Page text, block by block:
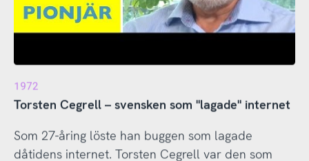
1972
Torsten Cegrell – svensken som "lagade" internet
Som 27-åring löste han buggen som lagade
dåtidens internet. Torsten Cegrell var den som